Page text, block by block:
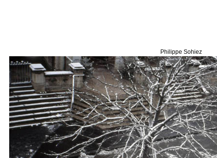
Philippe Sohiez